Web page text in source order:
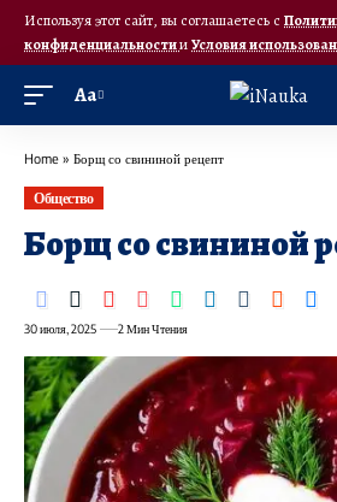
Используя этот сайт, вы соглашаетесь с
конфиденциальностииУсловия
Аа
Home » Борщ со свининой рецепт
Общество
Борщ со свининой
30 июля, 2025 2 Мин Чтения